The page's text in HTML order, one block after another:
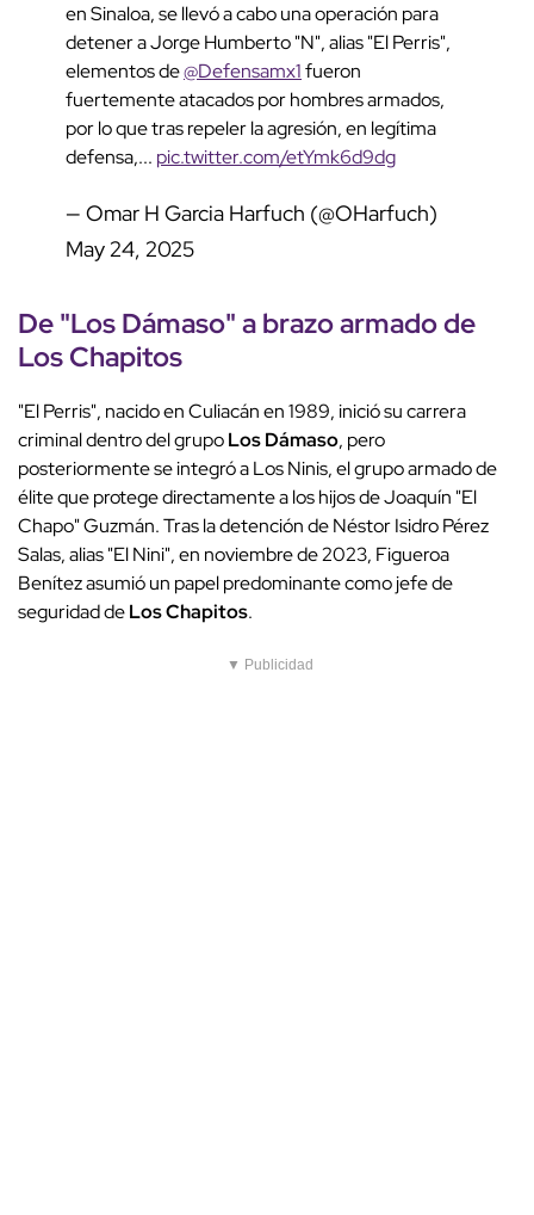
en Sinaloa, se llevó a cabo una operación para
detener a Jorge Humberto "N", alias "El Perris",
elementos de@Defensamx1fueron
fuertemente atacados por hombres armados,
por lo que tras repeler la agresión, en legítima
defensa,... pic.twitter.com/etYmk6d9dg
— Omar H Garcia Harfuch (@OHarfuch)
May 24, 2025
De "Los Dámaso" a brazo armado de
Los Chapitos
"El Perris", nacido en Culiacán en 1989, inició su carrera
criminal dentro del grupoLos Dámaso, pero
posteriormente se integró a Los Ninis, el grupo armado de
élite que protege directamente a los hijos de Joaquín "El
Chapo" Guzmán. Tras la detención de Néstor Isidro Pérez
Salas, alias "El Nini", en noviembre de 2023, Figueroa
Benítez asumió un papel predominante como jefe de
seguridad deLos Chapitos.
▼ Publicidad